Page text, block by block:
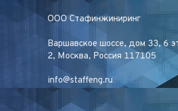
ООО Стафинжиниринг
Варшавское шоссе, дом 33, 6
2, Москва, Россия 117105
info@staffeng.ru